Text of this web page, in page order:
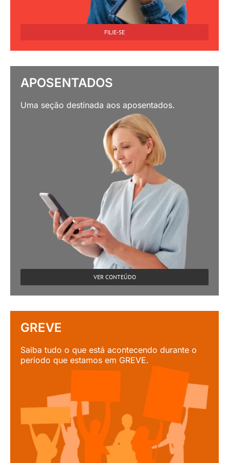
FILIE-SE
APOSENTADOS
Uma seção destinada aos aposentados.
VER CONTEÚDO
GREVE
Saiba tudo o que está acontecendo durante o
período que estamos em GREVE.